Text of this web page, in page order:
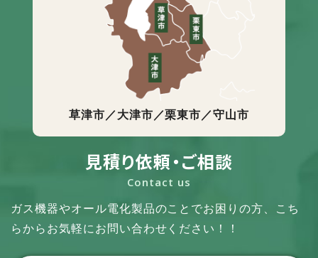
草津市／大津市／栗東市／守山市
見積り依頼・ご相談
Contact us
ガス機器やオール電化製品のことでお困りの方、
こち
らからお気軽にお問い合わせください！！